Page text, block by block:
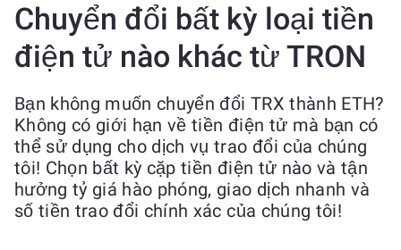
Chuyển đổi bất kỳ loại tiền
điện tử nào khác từ TRON
Bạn không muốn chuyển đổi TRX thành ETH?
Không có giới hạn về tiền điện tử mà bạn có
thể sử dụng cho dịch vụ trao đổi của chúng
tôi! Chọn bất kỳ cặp tiền điện tử nào và tận
hưởng tỷ giá hào phóng, giao dịch nhanh và
số tiền trao đổi chính xác của chúng tôi!